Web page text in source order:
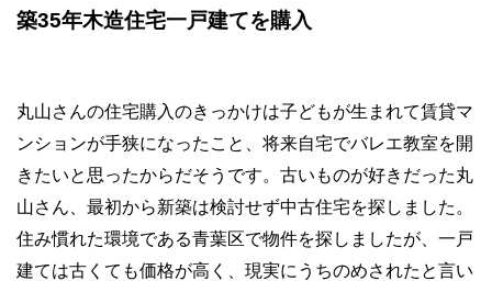
築35年木造住宅一戸建てを購入
丸山さんの住宅購入のきっかけは子どもが生まれて賃貸マ
ンションが手狭になったこと、将来自宅でバレエ教室を開
きたいと思ったからだそうです。古いものが好きだった丸
山さん、最初から新築は検討せず中古住宅を探しました。
住み慣れた環境である青葉区で物件を探しましたが、一戸
建ては古くても価格が高く、現実にうちのめされたと言い